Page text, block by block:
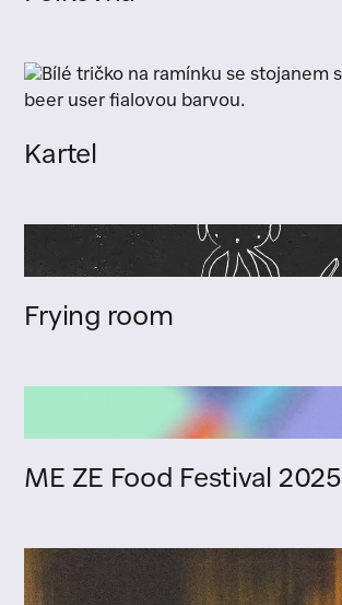
Kartel
Frying room
ME ZE Food Festival 2025